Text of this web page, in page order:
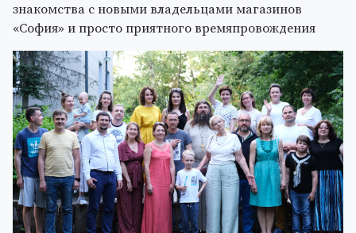
знакомства с новыми владельцами магазинов
«София» и просто приятного времяпровождения